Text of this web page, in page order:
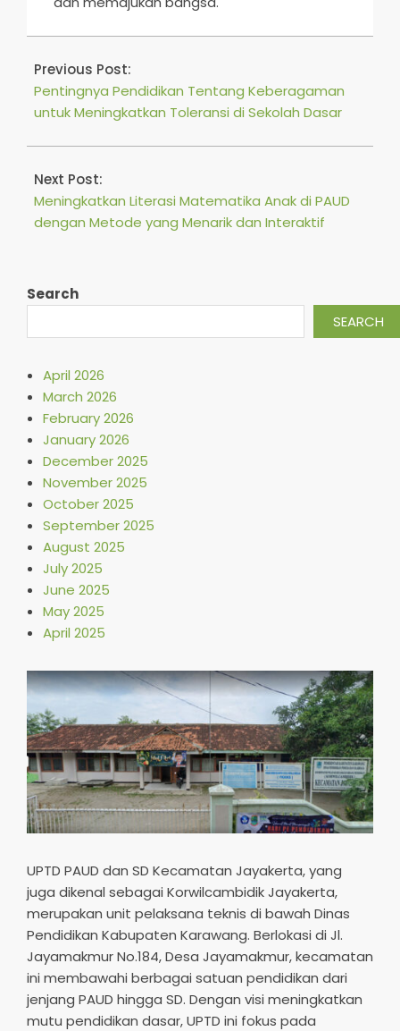
2025-
23
Previous Post:
Pentingnya Pendidikan Tentang Keberagaman
untuk Meningkatkan Toleransi di Sekolah Dasar
Next Post:
Meningkatkan Literasi Matematika Anak di PAUD
dengan Metode yang Menarik dan Interaktif
Search
SEARCH
April 2026
March 2026
February 2026
January 2026
December 2025
November 2025
October 2025
September 2025
August 2025
July 2025
June 2025
May 2025
April 2025
UPTD PAUD dan SD Kecamatan Jayakerta, yang
juga dikenal sebagai Korwilcambidik Jayakerta,
merupakan unit pelaksana teknis di bawah Dinas
Pendidikan Kabupaten Karawang. Berlokasi di Jl.
Jayamakmur No.184, Desa Jayamakmur, kecamatan
ini membawahi berbagai satuan pendidikan dari
jenjang PAUD hingga SD. Dengan visi meningkatkan
mutu pendidikan dasar, UPTD ini fokus pada